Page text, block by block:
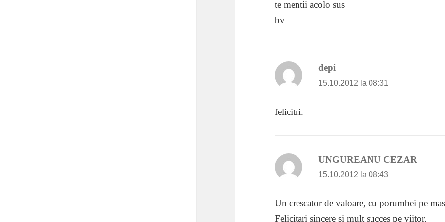
te mentii acolo sus
bv
depi
15.10.2012 la 08:31
felicitri.
UNGUREANU CEZAR
15.10.2012 la 08:43
Un crescator de valoare, cu porumbei pe
Felicitari sincere si mult succes pe viitor.